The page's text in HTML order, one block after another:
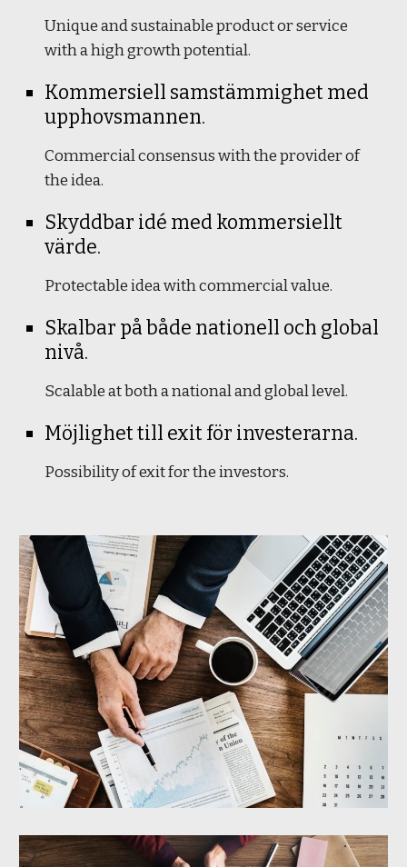
Unique and sustainable product or service
with a high growth potential.
Kommersiell samstämmighet med
upphovsmannen.
Commercial consensus with the provider of
the idea.
Skyddbar idé med kommersiellt
värde.
Protectable idea with commercial value.
Skalbar på både nationell och global
nivå.
Scalable at both a national and global level.
Möjlighet till exit för investerarna.
Possibility of exit for the investors.